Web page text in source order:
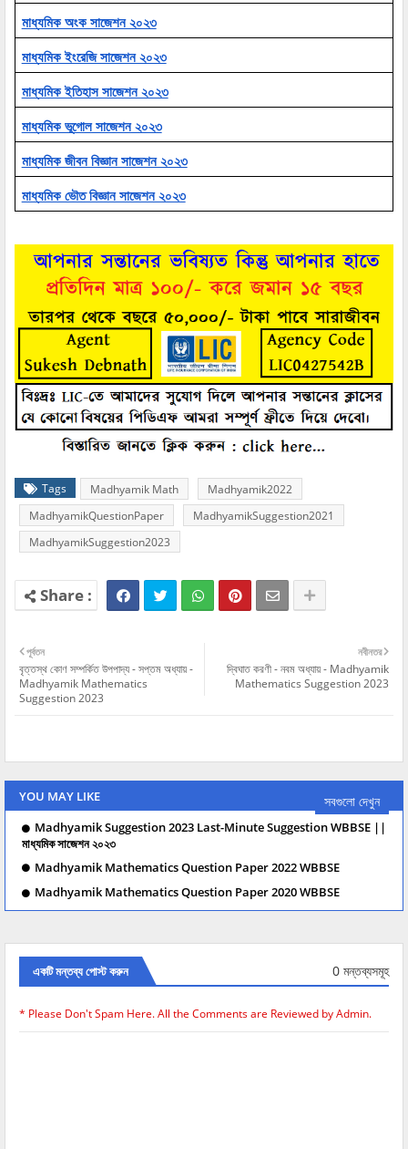
মাধ্যমিক অংক সাজেশন ২০২৩
মাধ্যমিক ইংরেজি সাজেশন ২০২৩
মাধ্যমিক ইতিহাস সাজেশন ২০২৩
মাধ্যমিক ভূগোল সাজেশন ২০২৩
মাধ্যমিক জীবন বিজ্ঞান সাজেশন ২০২৩
মাধ্যমিক ভৌত বিজ্ঞান সাজেশন ২০২৩
Tags Madhyamik Math
Madhyamik2022
MadhyamikQuestionPaper
MadhyamikSuggestion2021
MadhyamikSuggestion2023
নবীনতর
দ্বিঘাত করণী - নবম অধ্যায় - Madhyamik
Mathematics Suggestion 2023
পূর্বতন
বৃত্তস্থ কোণ সম্পর্কিত উপপাদ্য - সপ্তম অধ্যায় -
Madhyamik Mathematics
Suggestion 2023
YOU MAY LIKE সবগুলো দেখুন
Madhyamik Suggestion 2023 Last-Minute Suggestion WBBSE ||
মাধ্যমিক সাজেশন ২০২৩
Madhyamik Mathematics Question Paper 2022 WBBSE
Madhyamik Mathematics Question Paper 2020 WBBSE
একটি মন্তব্য পোস্ট করুন 0 মন্তব্যসমূহ
* Please Don't Spam Here. All the Comments are Reviewed by Admin.